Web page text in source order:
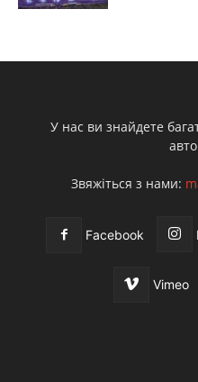
У нас ви знайдете
Звяжіться з нами:
Facebook
Vimeo